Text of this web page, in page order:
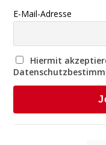
E-Mail-Adresse
Hiermit